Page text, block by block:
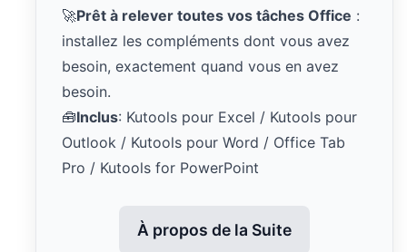
🚀Prêt à relever toutes vos tâches Office :
installez les compléments dont vous avez
besoin, exactement quand vous en avez
besoin.
🧰Inclus: Kutools pour Excel / Kutools pour
Outlook / Kutools pour Word / Office Tab
Pro / Kutools for PowerPoint
À propos de la Suite